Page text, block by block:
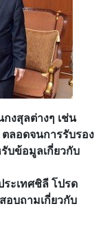
งสุลต่างๆ เช่น
ลอดจนการรับรอง
บข้อมูลเกี่ยวกับ
ะเทศชิลี โปรด
อบถามเกี่ยวกับ